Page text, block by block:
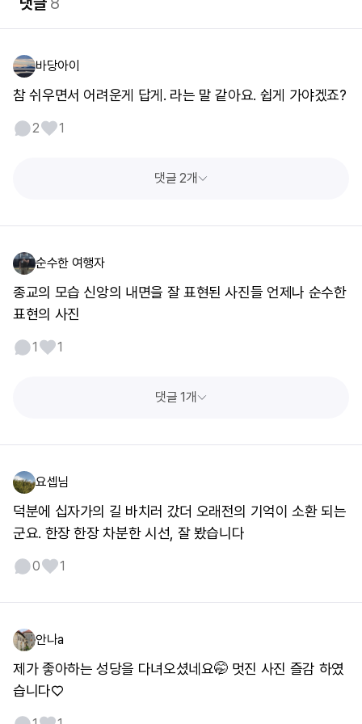
바당아이
참 쉬우면서 어려운게 답게. 라는 말 같아요. 쉽게 가야겠죠?
2 1
댓글 2개
순수한 여행자
종교의 모습 신앙의 내면을 잘 표현된 사진들 언제나 순수한
표현의 사진
1 1
댓글 1개
요셉님
덕분에 십자가의 길 바치러 갔더 오래전의 기억이 소환 되는
군요. 한장 한장 차분한 시선, 잘 봤습니다
0 1
안나a
제가 좋아하는 성당을 다녀오셨네요🤭 멋진 사진 즐감 하였
습니다♡